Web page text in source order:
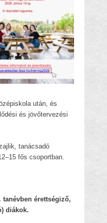
után, és
és jövőtervezési
tanácsadó
fős csoportban.
tanévben érettségiző,
diákok.